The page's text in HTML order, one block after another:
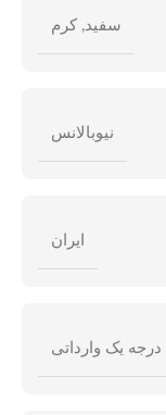
سفید , کرم
نیوبالانس
ایران